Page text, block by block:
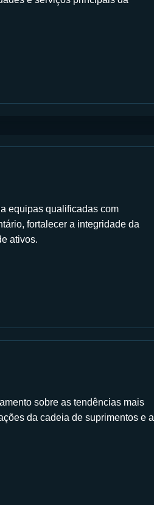
equipas qualificadas com
fortalecer a integridade da
ativos.
sobre as tendências mais
da cadeia de suprimentos e a